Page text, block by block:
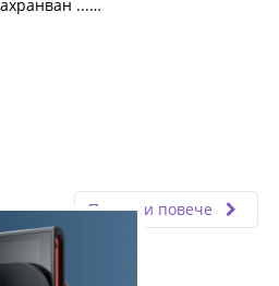
...…
Прочети повече